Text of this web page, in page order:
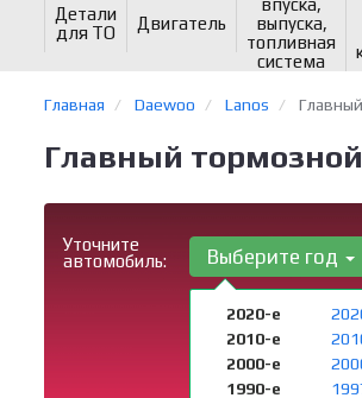
Детали
для ТО
Двигатель
впуска,
выпуска,
топливная
система
Главная Daewoo Lanos
Главный
Уточните
автомобиль:
Выберите год
2020-е
2010-е
2000-е
1990-е